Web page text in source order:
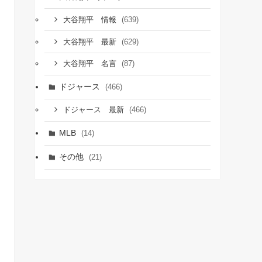
大谷翔平 情報 (639)
大谷翔平 最新 (629)
大谷翔平 名言 (87)
ドジャース (466)
ドジャース 最新 (466)
MLB (14)
その他 (21)